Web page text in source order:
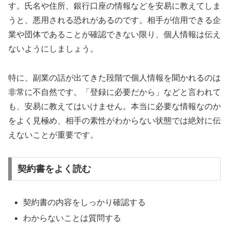
す。氏名や住所、銀行口座の情報などを安易に教えてしま
うと、悪用される恐れがあるのです。相手が信用できる企
業や団体であることが確認できない限り、個人情報は伝え
ないようにしましょう。
特に、副業の話が出てきた段階で個人情報を聞かれるのは
非常に不自然です。「登録に必要だから」などと言われて
も、安易に教えてはいけません。本当に必要な情報なのか
をよく見極め、相手の素性がわからない状態では絶対に伝
えないことが重要です。
契約書をよく読む
契約書の内容をしっかり確認する
わからないことは質問する